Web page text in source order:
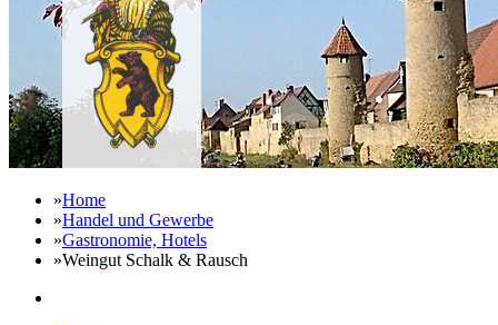
»Home
»Handel und Gewerbe
»Gastronomie, Hotels
»Weingut Schalk & Rausch